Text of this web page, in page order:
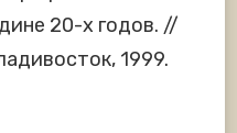
20-х годов. //
1999.